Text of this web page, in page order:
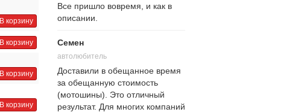
В корзину
В корзину
В корзину
В корзину
Все пришло вовремя, и как в
описании.
Семен
автолюбитель
Доставили в обещанное время
за обещанную стоимость
(мотошины). Это отличный
результат. Для многих компаний